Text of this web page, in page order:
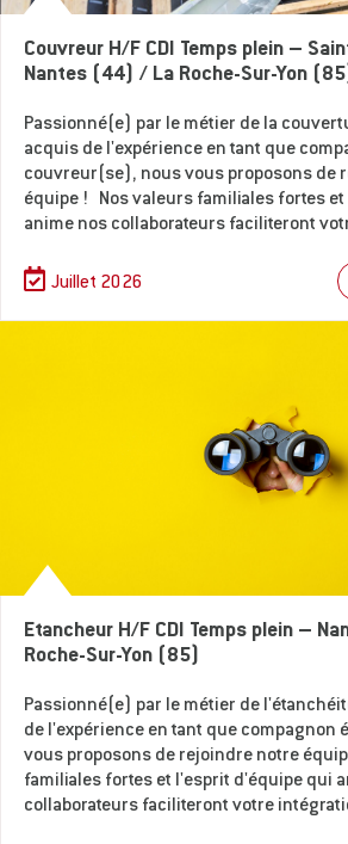
Couvreur H/F CDI Temps plein –
Nantes (44) / La Roche-Sur-Yon
Passionné(e) par le métier de la
acquis de l'expérience en tant que
couvreur(se), nous vous proposons de
équipe ! Nos valeurs familiales fortes
anime nos collaborateurs faciliteront
Juillet 2026
Etancheur H/F CDI Temps plein –
Roche-Sur-Yon (85)
Passionné(e) par le métier de
de l'expérience en tant que compagnon
vous proposons de rejoindre notre
familiales fortes et l'esprit d'équipe qui
collaborateurs faciliteront votre